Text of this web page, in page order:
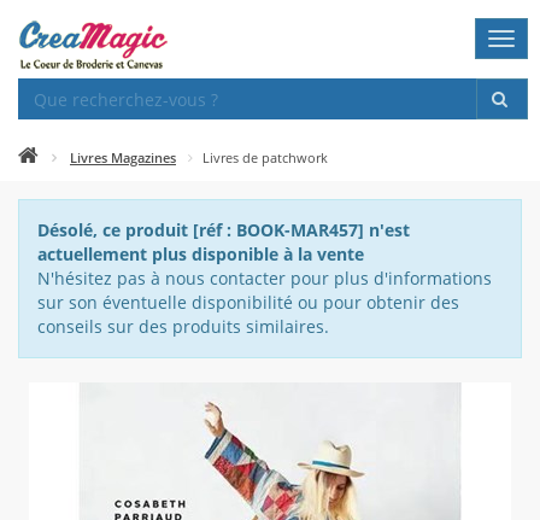
Livres Magazines Livres de patchwork
Désolé, ce produit [réf : BOOK-MAR457] n'est
actuellement plus disponible à la vente
N'hésitez pas à nous contacter pour plus d'informations
sur son éventuelle disponibilité ou pour obtenir des
conseils sur des produits similaires.